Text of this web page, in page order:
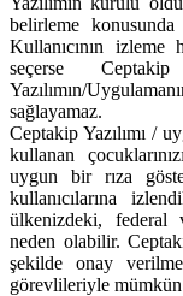
belirleme
Kullanıcının izleme
seçerse
Yazılımın/
sağlayamaz.
Ceptakip Yazılımı /
kullanan
uygun bir rıza
kullanıcılarına
ülkenizdeki, federal
neden olabilir.
şekilde onay
görevlileriyle